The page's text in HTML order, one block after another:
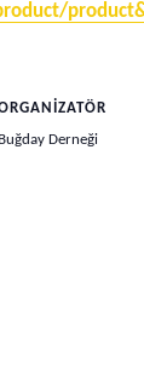
Buğday Derneği